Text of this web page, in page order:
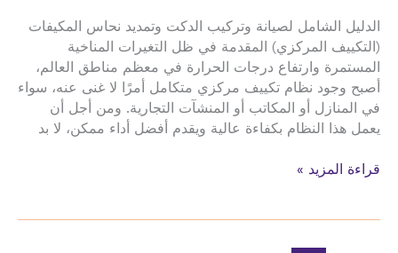
الدليل الشامل لصيانة وتركيب الدكت وتمديد نحاس المكيفات
(التكييف المركزي) المقدمة في ظل التغيرات المناخية
المستمرة وارتفاع درجات الحرارة في معظم مناطق العالم،
أصبح وجود نظام تكييف مركزي متكامل أمرًا لا غنى عنه، سواء
في المنازل أو المكاتب أو المنشآت التجارية. ومن أجل أن
يعمل هذا النظام بكفاءة عالية ويقدم أفضل أداء ممكن، لا بد
صيانة
قراءة المزيد »